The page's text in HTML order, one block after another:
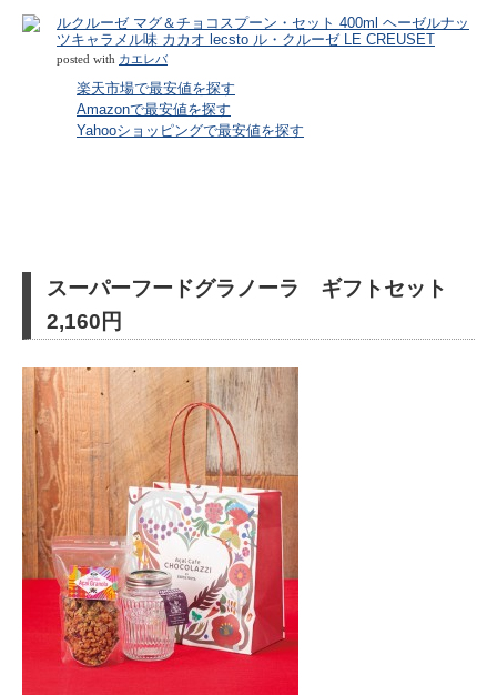
ルクルーゼ マグ＆チョコスプーン・セット 400ml ヘーゼルナッ
ツキャラメル味 カカオ lecsto ル・クルーゼ LE CREUSET
posted with カエレバ
楽天市場で最安値を探す
Amazonで最安値を探す
Yahooショッピングで最安値を探す
スーパーフードグラノーラ ギフトセット
2,160円